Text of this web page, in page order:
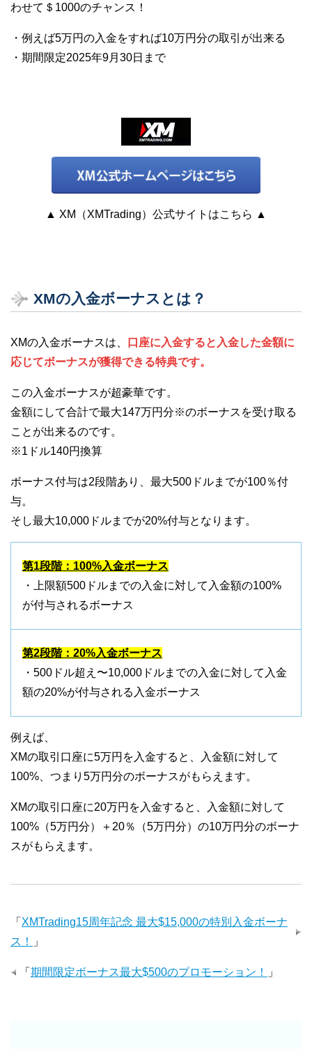
わせて＄1000のチャンス！
・例えば5万円の入金をすれば10万円分の取引が出来る
・期間限定2025年9月30日まで
▲ XM（XMTrading）公式サイトはこちら ▲
XMの入金ボーナスとは？
XMの入金ボーナスは、
口座に入金すると入金した金額に
応じてボーナスが獲得できる特典です。
この入金ボーナスが超豪華です。
金額にして合計で最大147万円分※のボーナスを受け取る
ことが出来るのです。
※1ドル140円換算
ボーナス付与は2段階あり、最大500ドルまでが100％付
与。
そし最大10,000ドルまでが20%付与となります。
第1段階：100%入金ボーナス
・上限額500ドルまでの入金に対して入金額の100%
が付与されるボーナス
第2段階：20%入金ボーナス
・500ドル超え〜10,000ドルまでの入金に対して入金
額の20%が付与される入金ボーナス
例えば、
XMの取引口座に5万円を入金すると、入金額に対して
100%、つまり5万円分のボーナスがもらえます。
XMの取引口座に20万円を入金すると、入金額に対して
100%（5万円分）＋20％（5万円分）の10万円分のボーナ
スがもらえます。
「 XMTrading15周年記念 最大$15,000の特別入金ボーナ
ス！
」
「 期間限定ボーナス最大$500のプロモーション！ 」